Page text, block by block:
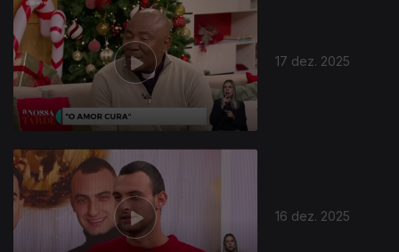
17 dez. 2025
16 dez. 2025